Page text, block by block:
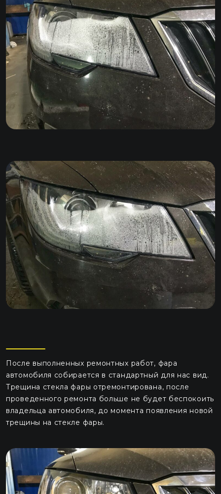
После выполненных ремонтных работ, фара
автомобиля собирается в стандартный для нас вид.
Трещина стекла фары отремонтирована, после
проведенного ремонта больше не будет беспокоить
владельца автомобиля, до момента появления новой
трещины на стекле фары.